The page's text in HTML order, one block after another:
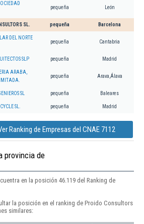
pequeña León
SL. pequeña Barcelona
DEL NORTE
pequeña Cantabria
SLP pequeña Madrid
ARABA,
pequeña Arava,Álava
SL pequeña Baleares
SL. pequeña Madrid
Ranking de Empresas del CNAE 7112
provincia de
en la posición 46.119 del Ranking de
la posición en el ranking de Proido Consultors
similares: